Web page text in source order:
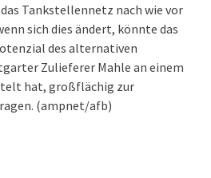
Tankstellennetz nach wie vor
sich dies ändert, könnte das
des alternativen
Zulieferer Mahle an einem
hat, großflächig zur
(ampnet/afb)